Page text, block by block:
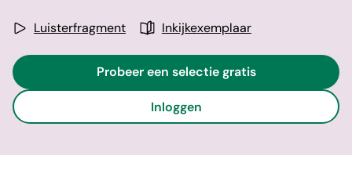
Luisterfragment Inkijkexemplaar
Probeer een selectie gratis
Inloggen